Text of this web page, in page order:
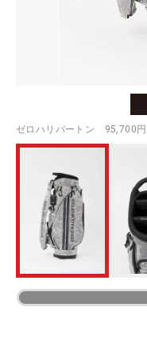
ゼロハリバートン 95,700円